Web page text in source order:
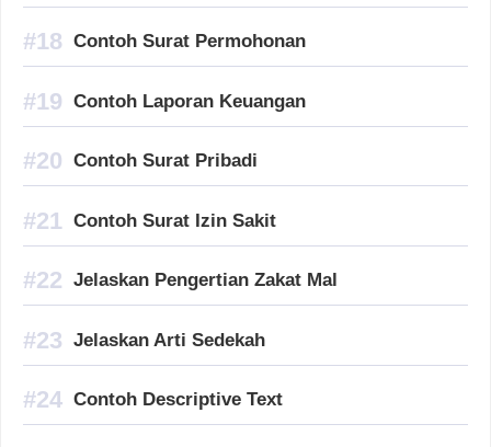
Contoh Surat Permohonan
Contoh Laporan Keuangan
Contoh Surat Pribadi
Contoh Surat Izin Sakit
Jelaskan Pengertian Zakat Mal
Jelaskan Arti Sedekah
Contoh Descriptive Text